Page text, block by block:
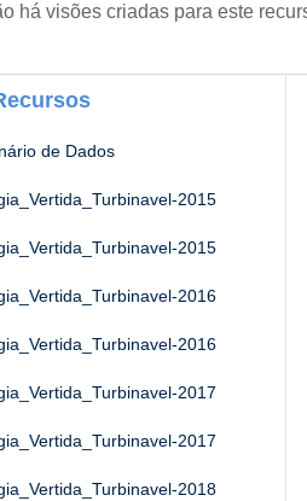
há visões criadas para este
de Dados
2015
2015
2016
2016
2017
2017
2018